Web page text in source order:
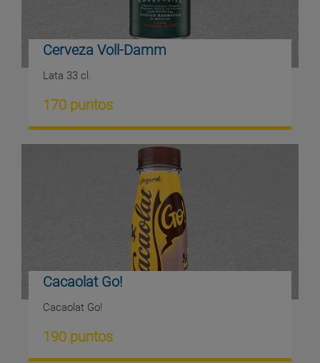
Cerveza Voll-Damm
Lata 33 cl.
170 puntos
Cacaolat Go!
Cacaolat Go!
190 puntos